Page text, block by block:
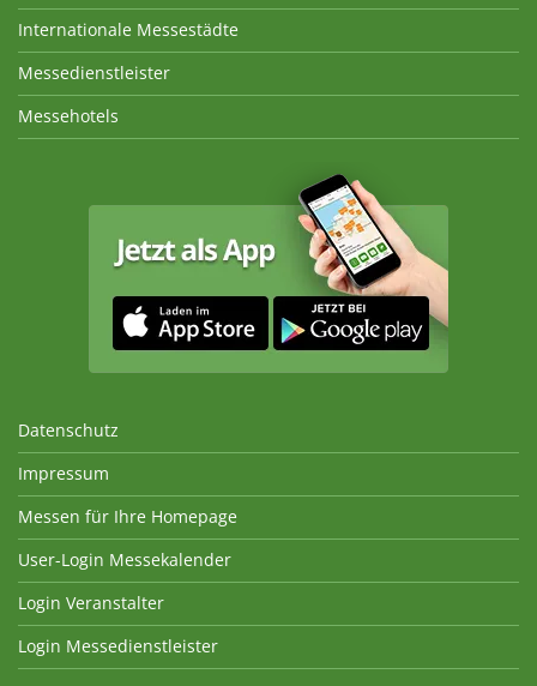
Internationale Messestädte
Messedienstleister
Messehotels
Datenschutz
Impressum
Messen für Ihre Homepage
User-Login Messekalender
Login Veranstalter
Login Messedienstleister